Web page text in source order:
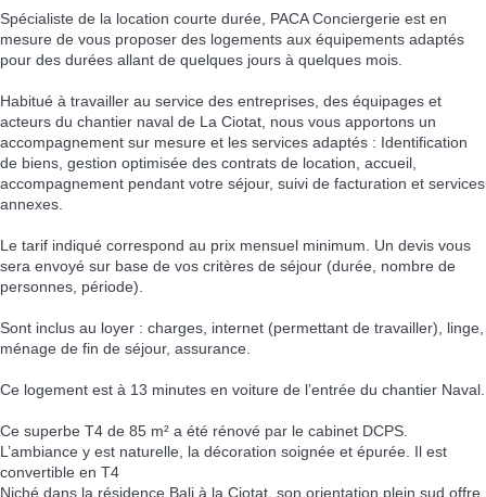
Spécialiste de la location courte durée, PACA Conciergerie est en
mesure de vous proposer des logements aux équipements adaptés
pour des durées allant de quelques jours à quelques mois.
Habitué à travailler au service des entreprises, des équipages et
acteurs du chantier naval de La Ciotat, nous vous apportons un
accompagnement sur mesure et les services adaptés : Identification
de biens, gestion optimisée des contrats de location, accueil,
accompagnement pendant votre séjour, suivi de facturation et services
annexes.
Le tarif indiqué correspond au prix mensuel minimum. Un devis vous
sera envoyé sur base de vos critères de séjour (durée, nombre de
personnes, période).
Sont inclus au loyer : charges, internet (permettant de travailler), linge,
ménage de fin de séjour, assurance.
Ce logement est à 13 minutes en voiture de l’entrée du chantier Naval.
Ce superbe T4 de 85 m² a été rénové par le cabinet DCPS.
L’ambiance y est naturelle, la décoration soignée et épurée. Il est
convertible en T4
Niché dans la résidence Bali à la Ciotat, son orientation plein sud offre